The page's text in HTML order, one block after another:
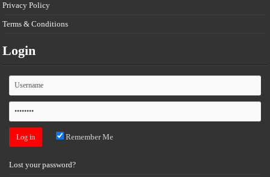
Privacy Policy
Terms & Conditions
Login
Remember Me
Lost your password?